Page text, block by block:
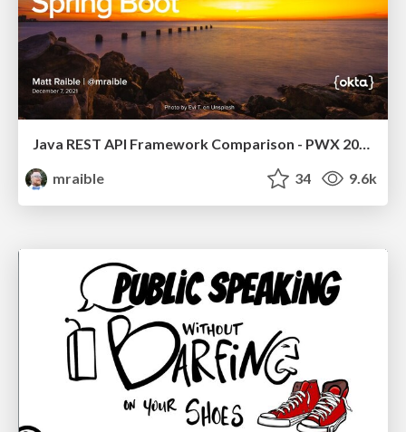
mraible
34 9.6k